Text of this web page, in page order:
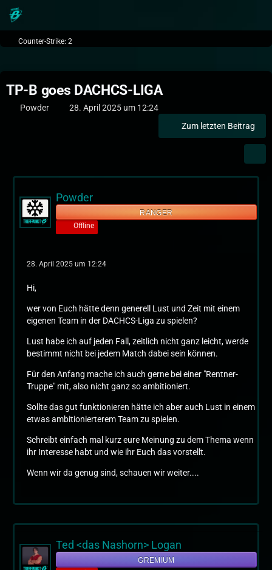
Counter-Strike: 2
TP-B goes DACHCS-LIGA
Powder
28. April 2025 um 12:24
Zum letzten Beitrag
Powder
RANGER
Offline
28. April 2025 um 12:24
Hi,
wer von Euch hätte denn generell Lust und Zeit mit einem
eigenen Team in der DACHCS-Liga zu spielen?
Lust habe ich auf jeden Fall, zeitlich nicht ganz leicht, werde
bestimmt nicht bei jedem Match dabei sein können.
Für den Anfang mache ich auch gerne bei einer "Rentner-
Truppe" mit, also nicht ganz so ambitioniert.
Sollte das gut funktionieren hätte ich aber auch Lust in einem
etwas ambitionierterem Team zu spielen.
Schreibt einfach mal kurz eure Meinung zu dem Thema wenn
ihr Interesse habt und wie ihr Euch das vorstellt.
Wenn wir da genug sind, schauen wir weiter....
Ted <das Nashorn> Logan
GREMIUM